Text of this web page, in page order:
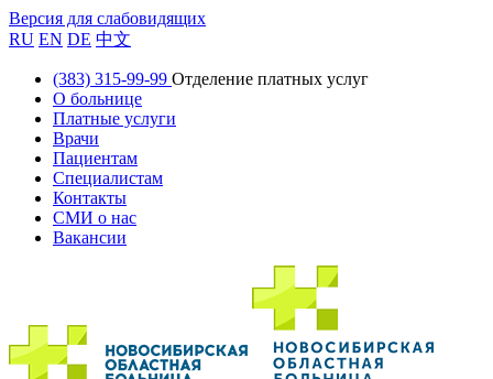
Версия для слабовидящих
RU EN DE 中文
(383) 315-99-99 Отделение платных услуг
О больнице
Платные услуги
Врачи
Пациентам
Специалистам
Контакты
СМИ о нас
Вакансии